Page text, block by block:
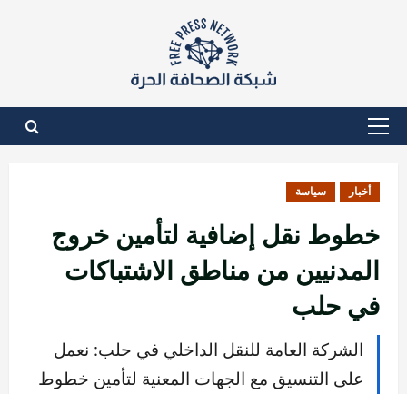
القائمة
أخبار سياسة
خطوط نقل إضافية لتأمين خروج
المدنيين من مناطق الاشتباكات
في حلب
الشركة العامة للنقل الداخلي في حلب: نعمل
على التنسيق مع الجهات المعنية لتأمين خطوط